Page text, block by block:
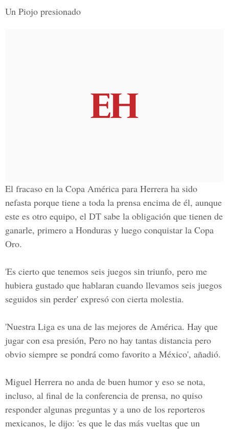
Un Piojo presionado
El fracaso en la Copa América para Herrera ha sido
nefasta porque tiene a toda la prensa encima de él, aunque
este es otro equipo, el DT sabe la obligación que tienen de
ganarle, primero a Honduras y luego conquistar la Copa
Oro.
'Es cierto que tenemos seis juegos sin triunfo, pero me
hubiera gustado que hablaran cuando llevamos seis juegos
seguidos sin perder' expresó con cierta molestia.
'Nuestra Liga es una de las mejores de América. Hay que
jugar con esa presión, Pero no hay tantas distancia pero
obvio siempre se pondrá como favorito a México', añadió.
Miguel Herrera no anda de buen humor y eso se nota,
incluso, al final de la conferencia de prensa, no quiso
responder algunas preguntas y a uno de los reporteros
mexicanos, le dijo: 'es que le das más vueltas que un